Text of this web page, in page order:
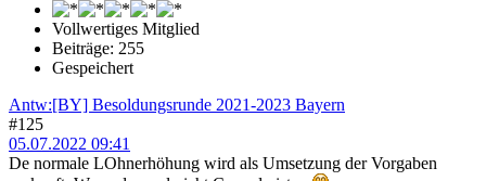
Vollwertiges Mitglied
Beiträge: 255
Gespeichert
Antw:[BY] Besoldungsrunde 2021-2023 Bayern
#125
05.07.2022 09:41
De normale LOhnerhöhung wird als Umsetzung der Vorgaben